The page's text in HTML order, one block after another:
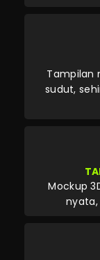
Tampilan
sudut,
Mockup
nyata,